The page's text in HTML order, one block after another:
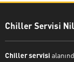
Chiller Servisi
Chiller servisi